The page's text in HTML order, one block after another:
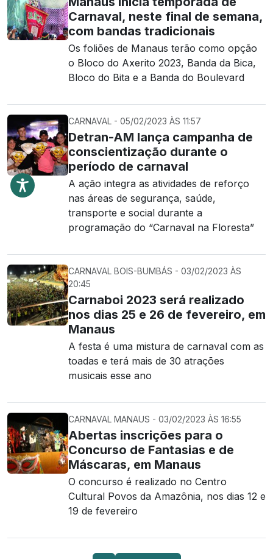
Carnaval, neste final de semana,
com bandas tradicionais
Os foliões de Manaus terão como opção
o Bloco do Axerito 2023, Banda da Bica,
Bloco do Bita e a Banda do Boulevard
CARNAVAL - 05/02/2023 ÀS 11:57
Detran-AM lança campanha de
conscientização durante o
período de carnaval
A ação integra as atividades de reforço
nas áreas de segurança, saúde,
transporte e social durante a
programação do “Carnaval na Floresta”
CARNAVAL BOIS-BUMBÁS - 03/02/2023 ÀS
20:45
Carnaboi 2023 será realizado
nos dias 25 e 26 de fevereiro, em
Manaus
A festa é uma mistura de carnaval com as
toadas e terá mais de 30 atrações
musicais esse ano
CARNAVAL MANAUS - 03/02/2023 ÀS 16:55
Abertas inscrições para o
Concurso de Fantasias e de
Máscaras, em Manaus
O concurso é realizado no Centro
Cultural Povos da Amazônia, nos dias 12 e
19 de fevereiro